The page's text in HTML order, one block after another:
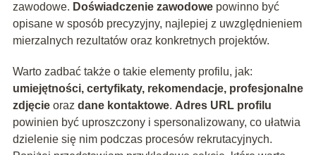
zawodowe. Doświadczenie zawodowepowinno być
opisane w sposób precyzyjny, najlepiej z uwzględnieniem
mierzalnych rezultatów oraz konkretnych projektów.
Warto zadbać także o takie elementy profilu, jak:
umiejętności, certyfikaty, rekomendacje, profesjonalne
zdjęcieoraz dane kontaktowe. Adres URL profilu
powinien być uproszczony i spersonalizowany, co ułatwia
dzielenie się nim podczas procesów rekrutacyjnych.